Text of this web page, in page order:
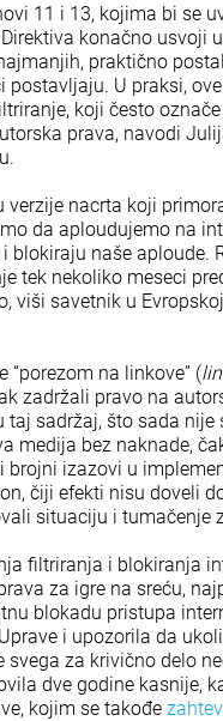
11 i 13, kojima bi se
konačno usvoji
praktično
U praksi,
koji često
prava, navodi
verzije nacrta koji
da aploudujemo na
naše aploude.
tek nekoliko meseci
viši savetnik u
na linkove” (
zadržali pravo na
sadržaj, što sada nije
medija bez naknade,
izazovi u
čiji efekti nisu doveli
situaciju i tumačenje
filtriranja i blokiranja
za igre na sreću,
blokadu pristupa
i upozorila da
za krivično delo
dve godine kasnije,
kojim se takođe